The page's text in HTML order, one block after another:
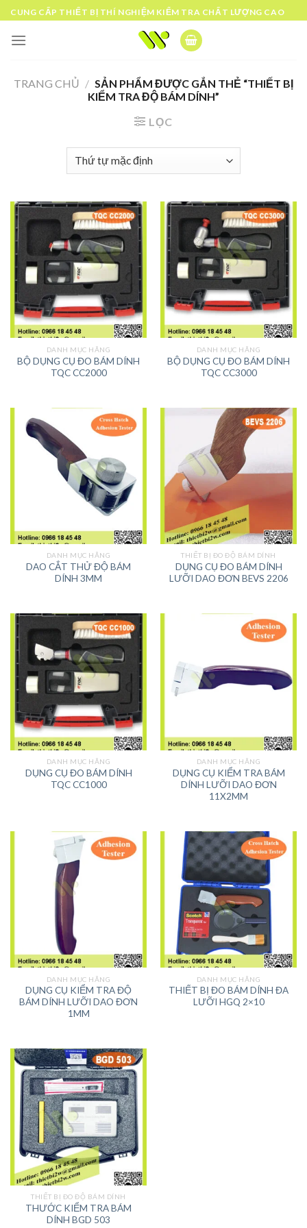
Skip
to
content
CUNG CẤP THIẾT BỊ THÍ NGHIỆM KIỂM TRA CHẤT LƯỢNG CAO
TRANG CHỦ / SẢN PHẨM ĐƯỢC GẮN THẺ “THIẾT BỊ
KIỂM TRA ĐỘ BÁM DÍNH”
LỌC
DANH MỤC HÃNG
BỘ DỤNG CỤ ĐO BÁM DÍNH
TQC CC2000
DANH MỤC HÃNG
BỘ DỤNG CỤ ĐO BÁM DÍNH
TQC CC3000
DANH MỤC HÃNG
DAO CẮT THỬ ĐỘ BÁM
DÍNH 3MM
THIẾT BỊ ĐO ĐỘ BÁM DÍNH
DỤNG CỤ ĐO BÁM DÍNH
LƯỠI DAO ĐƠN BEVS 2206
DANH MỤC HÃNG
DỤNG CỤ ĐO BÁM DÍNH
TQC CC1000
DANH MỤC HÃNG
DỤNG CỤ KIỂM TRA BÁM
DÍNH LƯỠI DAO ĐƠN
11X2MM
DANH MỤC HÃNG
DỤNG CỤ KIỂM TRA ĐỘ
BÁM DÍNH LƯỠI DAO ĐƠN
1MM
DANH MỤC HÃNG
THIẾT BỊ ĐO BÁM DÍNH ĐA
LƯỠI HGQ 2×10
THIẾT BỊ ĐO ĐỘ BÁM DÍNH
THƯỚC KIỂM TRA BÁM
DÍNH BGD 503